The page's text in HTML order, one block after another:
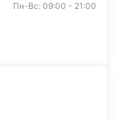
Пн-Вс: 09:00 - 21:00